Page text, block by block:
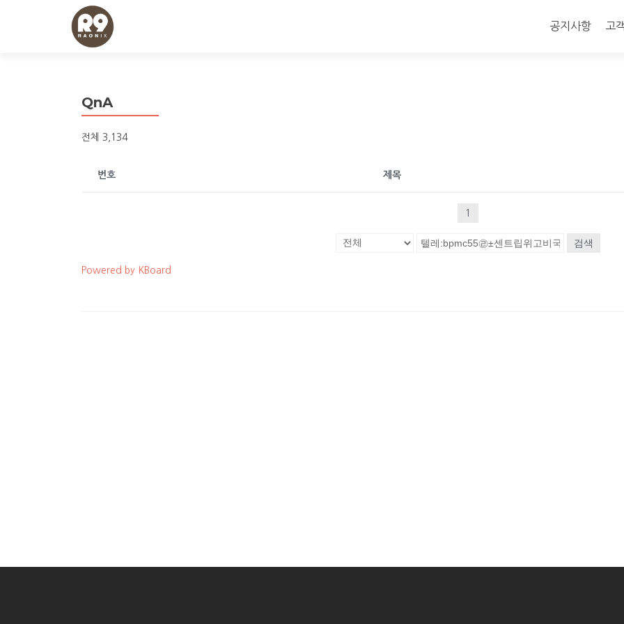
텐
공지사항 고
QnA
전체 3,134
번호 제목
1
검색
Powered by KBoard